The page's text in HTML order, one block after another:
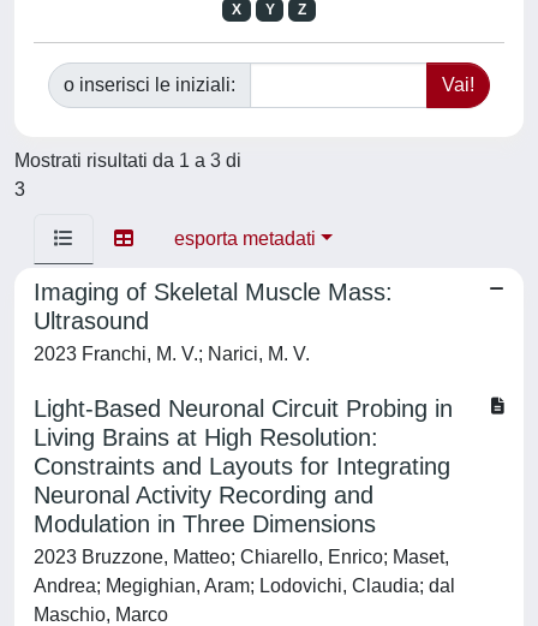
X
Y Z
o inserisci le iniziali:
Mostrati risultati da 1 a 3 di
3
esporta metadati
Imaging of Skeletal Muscle Mass:
Ultrasound
2023 Franchi, M. V.; Narici, M. V.
Light-Based Neuronal Circuit Probing in
Living Brains at High Resolution:
Constraints and Layouts for Integrating
Neuronal Activity Recording and
Modulation in Three Dimensions
2023 Bruzzone, Matteo; Chiarello, Enrico; Maset,
Andrea; Megighian, Aram; Lodovichi, Claudia; dal
Maschio, Marco